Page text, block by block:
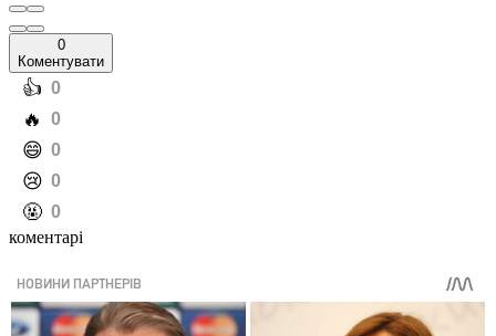
0
Коментувати
️👍 0
️🔥 0
️😄 0
️😢 0
️🤬 0
коментарі